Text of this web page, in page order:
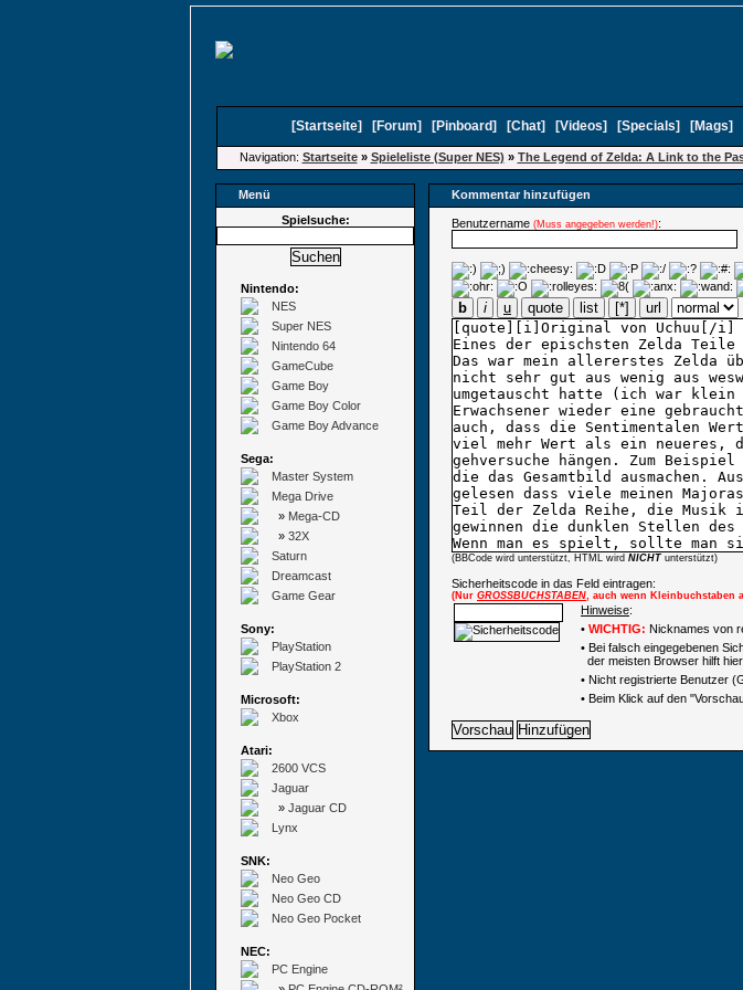
[Startseite] [Forum] [Pinboard] [Chat] [Videos] [Specials] [Mags]
Navigation: Startseite» Spieleliste (Super NES) » The Legend of Zelda: A Link to the
Menü
Kommentar hinzufügen
Spielsuche:
Nintendo:
NES
Super NES
Nintendo 64
GameCube
Game Boy
Game Boy Color
Game Boy Advance
Sega:
Master System
Mega Drive
» Mega-CD
» 32X
Saturn
Dreamcast
Game Gear
Sony:
PlayStation
PlayStation 2
Microsoft:
Xbox
Atari:
2600 VCS
Jaguar
» Jaguar CD
Lynx
SNK:
Neo Geo
Neo Geo CD
Neo Geo Pocket
NEC:
PC Engine
Benutzername (Muss angegeben werden!):
b i u quote list [*] url
(BBCode wird unterstützt, HTML wird NICHT unterstützt)
Sicherheitscode in das Feld eintragen:
(Nur GROSSBUCHSTABEN, auch wenn Kleinbuchstaben
Hinweise:
• WICHTIG: Nicknames von
• Bei falsch eingegebenen
der meisten Browser hilft
• Nicht registrierte Benutzer
• Beim Klick auf den